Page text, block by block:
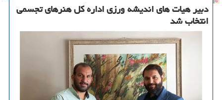
دبیر هیات های اندیشه ورزی اداره کل هنرهای تجسمی
انتخاب شد